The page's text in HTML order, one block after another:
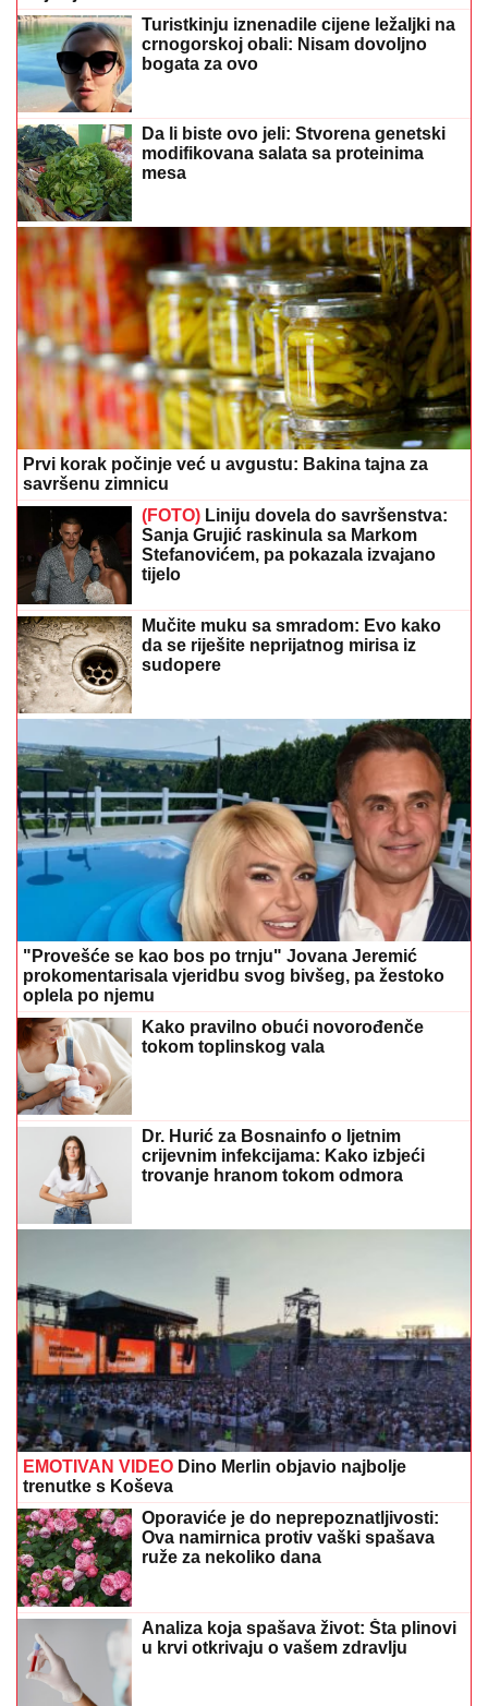
Turistkinju iznenadile cijene ležaljki na
crnogorskoj obali: Nisam dovoljno
bogata za ovo
Da li biste ovo jeli: Stvorena genetski
modifikovana salata sa proteinima
mesa
Prvi korak počinje već u avgustu: Bakina tajna za
savršenu zimnicu
(FOTO) Liniju dovela do savršenstva:
Sanja Grujić raskinula sa Markom
Stefanovićem, pa pokazala izvajano
tijelo
Mučite muku sa smradom: Evo kako
da se riješite neprijatnog mirisa iz
sudopere
"Provešće se kao bos po trnju" Jovana Jeremić
prokomentarisala vjeridbu svog bivšeg, pa žestoko
oplela po njemu
Kako pravilno obući novorođenče
tokom toplinskog vala
Dr. Hurić za Bosnainfo o ljetnim
crijevnim infekcijama: Kako izbjeći
trovanje hranom tokom odmora
EMOTIVAN VIDEO Dino Merlin objavio najbolje
trenutke s Koševa
Oporaviće je do neprepoznatljivosti:
Ova namirnica protiv vaški spašava
ruže za nekoliko dana
Analiza koja spašava život: Šta plinovi
u krvi otkrivaju o vašem zdravlju